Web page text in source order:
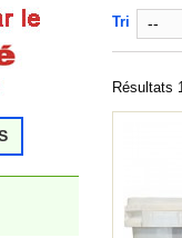
Tri --
Résultats